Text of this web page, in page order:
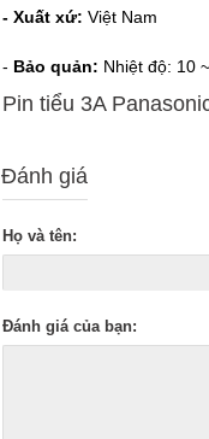
- Xuất xứ: Việt Nam
- Bảo quản: Nhiệt độ: 10
Pin tiểu 3A
Đánh giá
Họ và tên:
Đánh giá của bạn: